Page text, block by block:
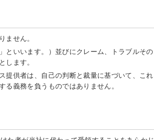
ません。
といいます。）並びにクレーム、トラブルその
します。
提供者は、自己の判断と裁量に基づいて、これ
義務を負うものではありません。